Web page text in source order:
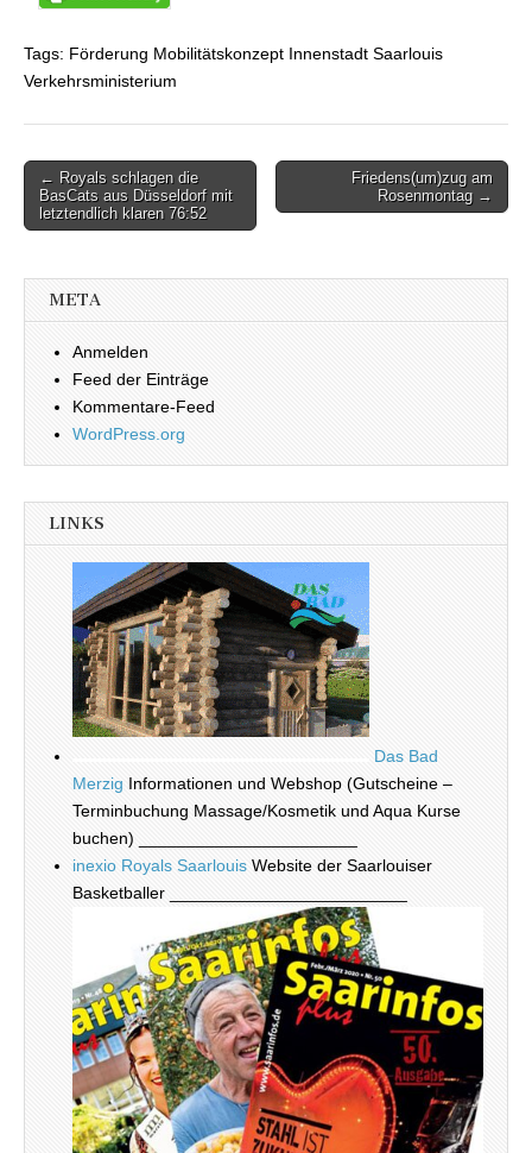
Tags: Förderung Mobilitätskonzept Innenstadt Saarlouis
Verkehrsministerium
Beitragsnavigation
← Royals schlagen die
BasCats aus Düsseldorf mit
letztendlich klaren 76:52
Friedens(um)zug am
Rosenmontag →
META
Anmelden
Feed der Einträge
Kommentare-Feed
WordPress.org
LINKS
Das Bad
Merzig Informationen und Webshop (Gutscheine –
Terminbuchung Massage/Kosmetik und Aqua Kurse
buchen) _______________________
inexio Royals Saarlouis Website der Saarlouiser
Basketballer _________________________